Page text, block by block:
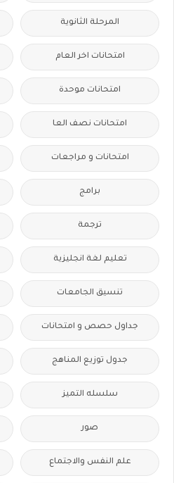
المرحلة الثانوية
امتحانات اخر العام
امتحانات موحدة
امتحانات نصف العا
امتحانات و مراجعات
برامج
ترجمة
تعليم لغة انجليزية
تنسيق الجامعات
جداول حصص و امتحانات
جدول توزيع المناهج
سلسله التميز
صور
علم النفس والاجتماع